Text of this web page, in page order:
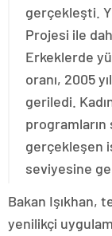
gerçekleşti.
Projesi ile
Erkeklerde
oranı, 2005
geriledi.
programların
gerçekleşen
seviyesine
Bakan Işıkhan,
yenilikçi